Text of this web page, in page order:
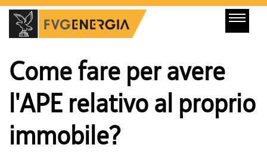
Come fare per avere
l'APE relativo al proprio
immobile?